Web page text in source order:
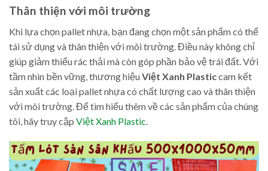
Thân thiện với môi trường
Khi lựa chọn pallet nhựa, bạn đang chọn một sản phẩm có thể
tái sử dụng và thân thiện với môi trường. Điều này không chỉ
giúp giảm thiểu rác thải mà còn góp phần bảo vệ trái đất. Với
tầm nhìn bền vững, thương hiệuViệt Xanh Plasticcam kết
sản xuất các loại pallet nhựa có chất lượng cao và thân thiện
với môi trường. Để tìm hiểu thêm về các sản phẩm của chúng
tôi, hãy truy cập Việt Xanh Plastic.